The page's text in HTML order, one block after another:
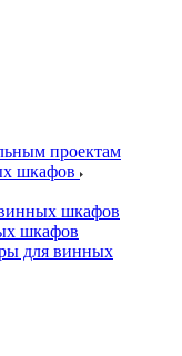
проектам
шкафов
шкафов
шкафов
для винных